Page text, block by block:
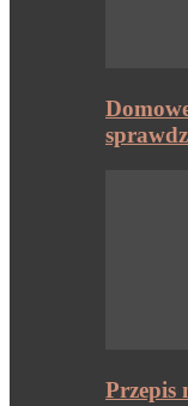
Przepis